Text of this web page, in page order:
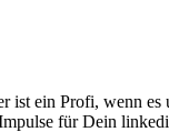
ein Profi, wenn
für Dein